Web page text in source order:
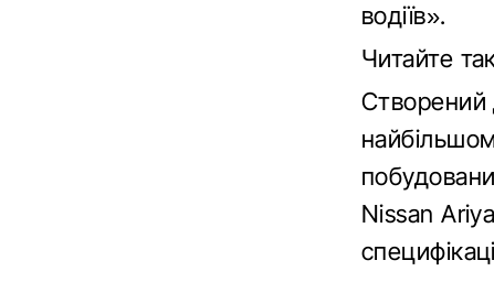
водіїв».
Читайте
Створений
Nissan